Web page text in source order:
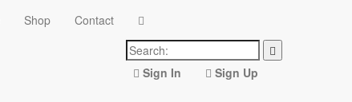
Shop Contact
Sign In Sign Up